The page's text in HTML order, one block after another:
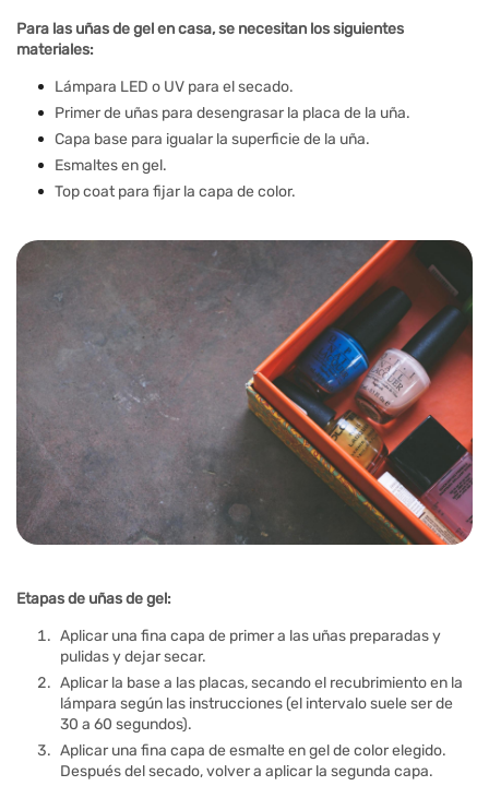
Para las uñas de gel en casa, se necesitan los siguientes
materiales:
Lámpara LED o UV para el secado.
Primer de uñas para desengrasar la placa de la uña.
Capa base para igualar la superficie de la uña.
Esmaltes en gel.
Top coat para fijar la capa de color.
Etapas de uñas de gel:
Aplicar una fina capa de primer a las uñas preparadas y
pulidas y dejar secar.
Aplicar la base a las placas, secando el recubrimiento en la
lámpara según las instrucciones (el intervalo suele ser de
30 a 60 segundos).
Aplicar una fina capa de esmalte en gel de color elegido.
Después del secado, volver a aplicar la segunda capa.